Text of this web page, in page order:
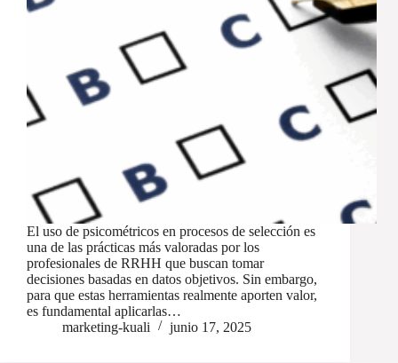
El uso de psicométricos en procesos de selección es
una de las prácticas más valoradas por los
profesionales de RRHH que buscan tomar
decisiones basadas en datos objetivos. Sin embargo,
para que estas herramientas realmente aporten valor,
es fundamental aplicarlas…
marketing-kuali
junio 17, 2025